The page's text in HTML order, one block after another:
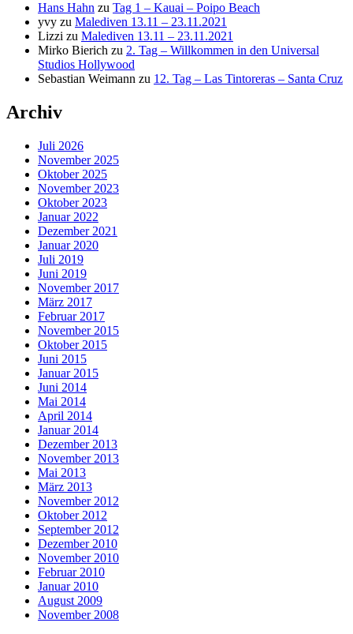
Hans Hahn zu Tag 1 – Kauai – Poipo Beach
yvy zu Malediven 13.11 – 23.11.2021
Lizzi zu Malediven 13.11 – 23.11.2021
Mirko Bierich zu 2. Tag – Willkommen in den Universal
Studios Hollywood
Sebastian Weimann zu 12. Tag – Las Tintoreras – Santa Cruz
Archiv
Juli 2026
November 2025
Oktober 2025
November 2023
Oktober 2023
Januar 2022
Dezember 2021
Januar 2020
Juli 2019
Juni 2019
November 2017
März 2017
Februar 2017
November 2015
Oktober 2015
Juni 2015
Januar 2015
Juni 2014
Mai 2014
April 2014
Januar 2014
Dezember 2013
November 2013
Mai 2013
März 2013
November 2012
Oktober 2012
September 2012
Dezember 2010
November 2010
Februar 2010
Januar 2010
August 2009
November 2008